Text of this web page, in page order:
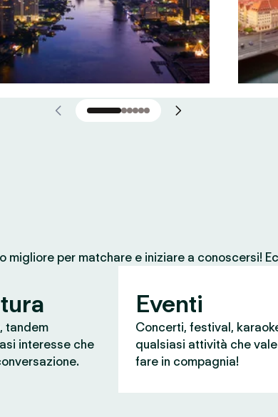
per matchare e iniziare a conoscersi!
tandem
interesse che
Eventi
Concerti, festival,
qualsiasi attività che
fare in compagnia!